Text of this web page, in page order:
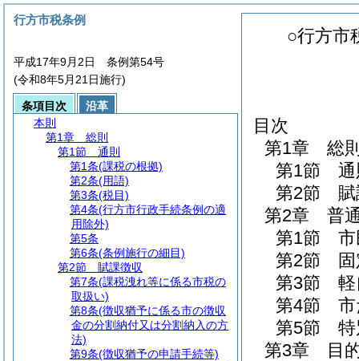
○行方市
目次
第1章
総
第1節
第2節
第2章
普
第1節
第2節
第3節
第4節
第5節
第3章
目
行方市税条例
平成17年9月2日 条例第54号
(令和8年5月21日施行)
条項目次
沿革
本則
第1章
総則
第1節
通則
第1条(課税の根拠)
第2条(用語)
第3条(税目)
第4条(行方市行政手続条例の適
用除外)
第5条
第6条(条例施行の細目)
第2節
賦課徴収
第7条(課税洩れ等に係る市税の
取扱い)
第8条(徴収猶予に係る市の徴収
金の分割納付又は分割納入の方
法)
第9条(徴収猶予の申請手続等)